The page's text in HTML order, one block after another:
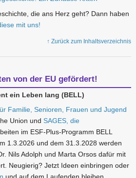
die ans Herz geht? Dann haben
mit uns!
↑ Zurück zum Inhaltsverzeichnis
von der EU gefördert!
ein Leben lang (BELL)
Familie, Senioren, Frauen und Jugend
Union und SAGES, die
im ESF-Plus-Programm BELL
1.3.2026 und dem 31.3.2028 werden
Nils Adolph und Marta Orsos dafür mit
Neugierig? Jetzt Ideen einbringen oder